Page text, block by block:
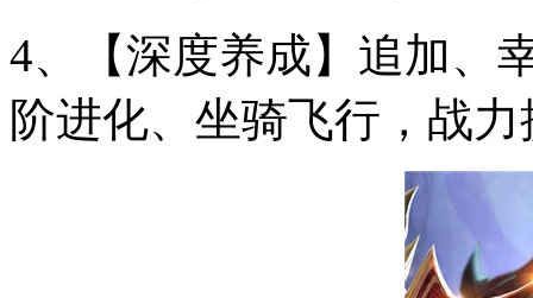
4、【深度养成】追加、
阶进化、坐骑飞行，战